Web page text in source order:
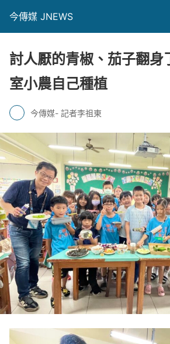
今傳媒 JNEWS
討人厭的青椒、茄子翻身
室小農自己種植
今傳媒- 記者李祖東